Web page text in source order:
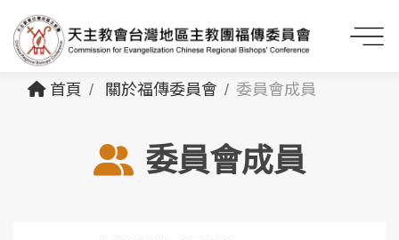
首頁 關於福傳委員會 委員會成員
委員會成員